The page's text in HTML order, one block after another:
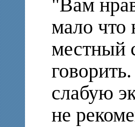
"Вам
мало что
местный
слабую
не